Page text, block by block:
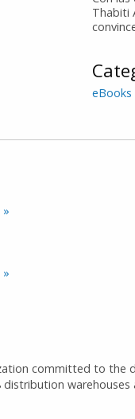
Thabiti
eBooks
committed to the